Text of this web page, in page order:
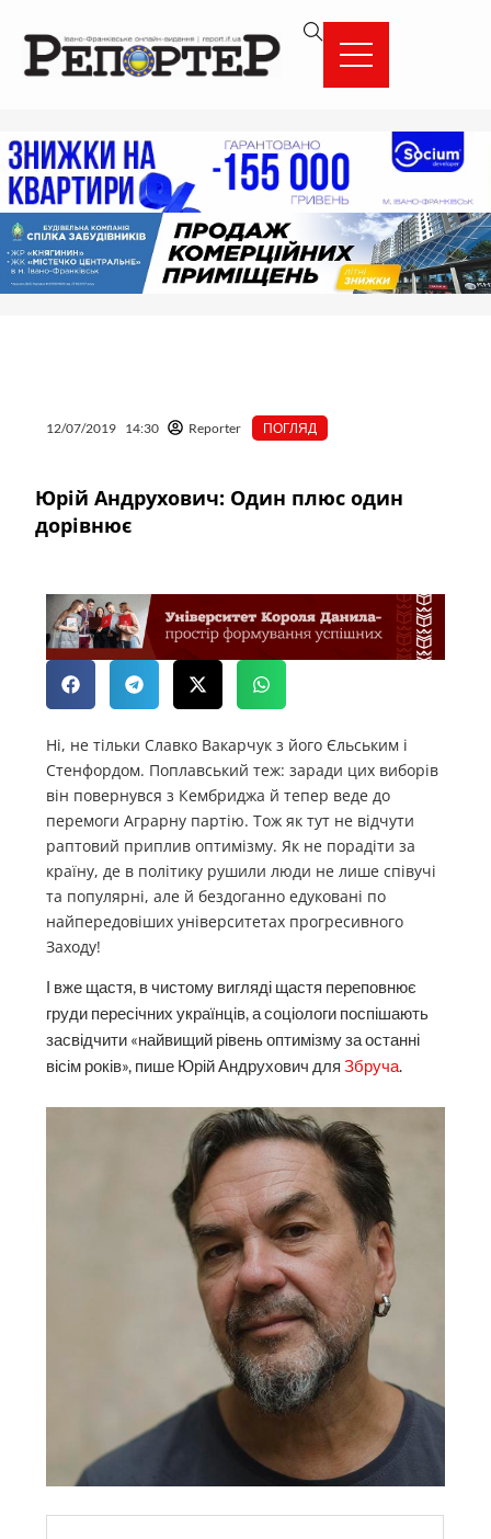
вмісту
12/07/2019 14:30 Reporter ПОГЛЯД
Юрій Андрухович: Один плюс один
дорівнює
Ні, не тільки Славко Вакарчук з його Єльським і
Стенфордом. Поплавський теж: заради цих виборів
він повернувся з Кембриджа й тепер веде до
перемоги Аграрну партію. Тож як тут не відчути
раптовий приплив оптимізму. Як не порадіти за
країну, де в політику рушили люди не лише співучі
та популярні, але й бездоганно едуковані по
найпередовіших університетах прогресивного
Заходу!
І вже щастя, в чистому вигляді щастя переповнює
груди пересічних українців, а соціологи поспішають
засвідчити «найвищий рівень оптимізму за останні
вісім років», пише Юрій Андрухович дляЗбруча.